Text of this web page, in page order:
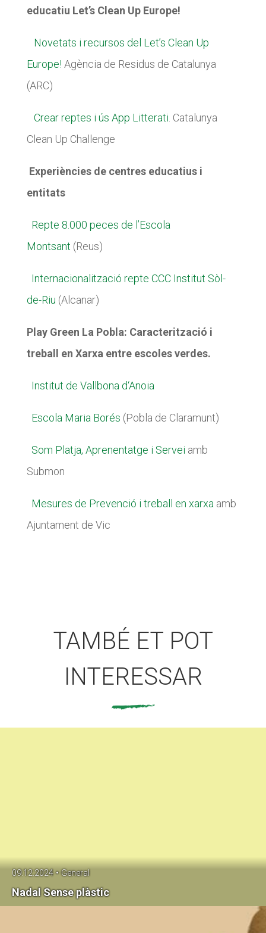
educatiu Let’s Clean Up Europe!
Novetats i recursos del Let’s Clean Up
Europe! Agència de Residus de Catalunya
(ARC)
Crear reptes i ús App Litterati . Catalunya
Clean Up Challenge
​ Experiències de centres educatius i
entitats
Repte 8.000 peces de l’Escola
Montsant (Reus)
Internacionalització repte CCC Institut Sòl-
de-Riu (Alcanar)
Play Green La Pobla: Caracterització i
treball en Xarxa entre escoles verdes.
Institut de Vallbona d‘Anoia
Escola Maria Borés (Pobla de Claramunt)
Som Platja, Aprenentatge i Servei amb
Submon
Mesures de Prevenció i treball en xarxa amb
Ajuntament de Vic
TAMBÉ ET POT
INTERESSAR
Nadal Sense plàstic
09.12.2024 • General